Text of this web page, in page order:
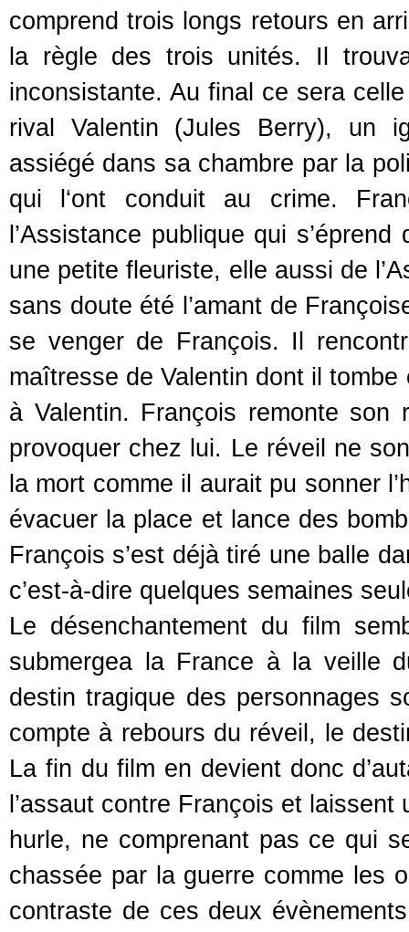
comprend trois longs retours en
la règle des trois unités. Il
inconsistante. Au final ce sera
rival Valentin (Jules Berry), un
assiégé dans sa chambre par la
qui l‘ont conduit au crime.
l’Assistance publique qui
une petite fleuriste, elle aussi de
sans doute été l’amant de
se venger de François. Il
maîtresse de Valentin dont il
à Valentin. François remonte son
provoquer chez lui. Le réveil ne
la mort comme il aurait pu sonner
évacuer la place et lance des
François s’est déjà tiré une balle
c’est-à-dire quelques semaines
Le désenchantement du film
submergea la France à la veille
destin tragique des personnages
compte à rebours du réveil, le
La fin du film en devient donc
l’assaut contre François et
hurle, ne comprenant pas ce qui
chassée par la guerre comme les
contraste de ces deux